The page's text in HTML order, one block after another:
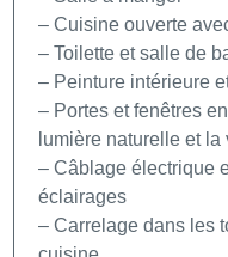
– Cuisine ouverte
– Toilette et salle de
– Peinture intérieure
– Portes et fenêtres
lumière naturelle et la
– Câblage électrique
éclairages
– Carrelage dans les